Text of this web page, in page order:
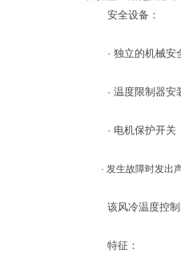
安全设备：
· 独立的机械安
· 温度限制器安
· 电机保护开关
· 发生故障时发出
该风冷温度控制
特征：